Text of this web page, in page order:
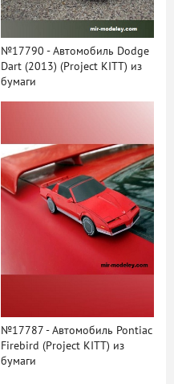
№17790 - Автомобиль Dodge
Dart (2013) (Project KITT) из
бумаги
№17787 - Автомобиль Pontiac
Firebird (Project KITT) из
бумаги